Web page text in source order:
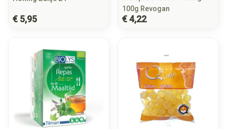
€ 5,95
100g Revogan
€ 4,22